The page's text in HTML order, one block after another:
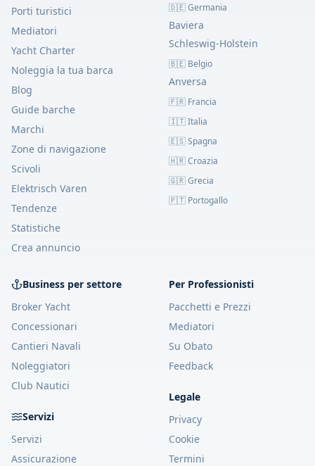
Porti turistici
Mediatori
Yacht Charter
Noleggia la tua barca
Blog
Guide barche
Marchi
Zone di navigazione
Scivoli
Elektrisch Varen
Tendenze
Statistiche
Crea annuncio
🇩🇪 Germania
Baviera
Schleswig-Holstein
🇧🇪 Belgio
Anversa
🇫🇷 Francia
🇮🇹 Italia
🇪🇸 Spagna
🇭🇷 Croazia
🇬🇷 Grecia
🇵🇹 Portogallo
Business per settore
Broker Yacht
Concessionari
Cantieri Navali
Noleggiatori
Club Nautici
Servizi
Servizi
Assicurazione
Per Professionisti
Pacchetti e Prezzi
Mediatori
Su Obato
Feedback
Legale
Privacy
Cookie
Termini